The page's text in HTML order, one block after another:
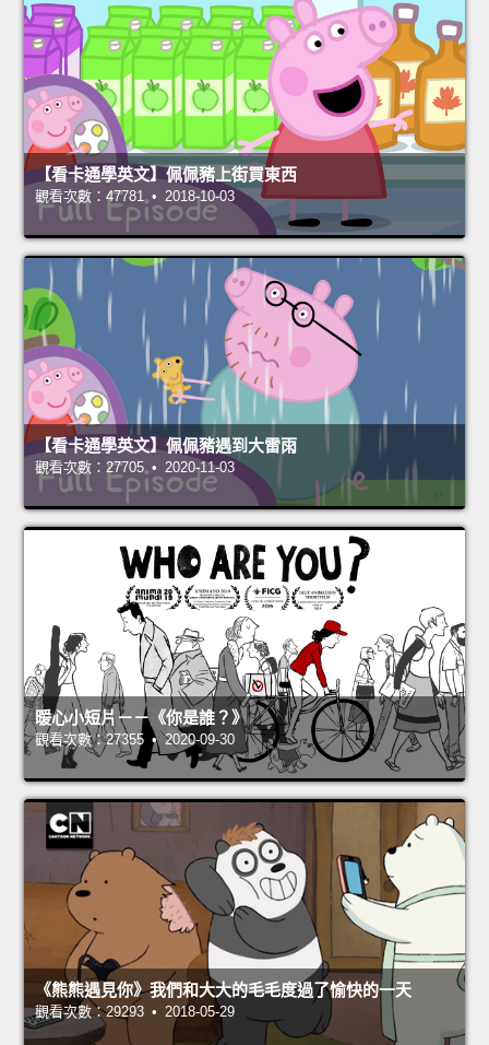
【看卡通學英文】佩佩豬上街買東西
觀看次數：47781 • 2018-10-03
【看卡通學英文】佩佩豬遇到大雷雨
觀看次數：27705 • 2020-11-03
暖心小短片－－《你是誰？》
觀看次數：27355 • 2020-09-30
《熊熊遇見你》我們和大大的毛毛度過了愉快的一天
觀看次數：29293 • 2018-05-29